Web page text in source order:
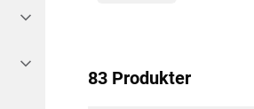
83 Produkter